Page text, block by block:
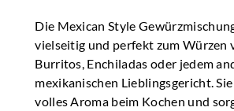
Die Mexican Style
vielseitig und perfekt zum Würzen
Burritos, Enchiladas oder jedem
mexikanischen Lieblingsgericht.
volles Aroma beim Kochen und